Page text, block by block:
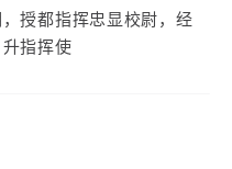
授都指挥忠显校尉，经
指挥使